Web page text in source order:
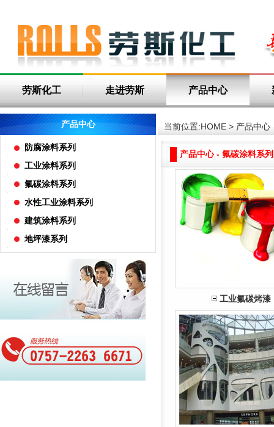
劳斯化工 走进劳斯 产品中心
产品中心
防腐涂料系列
工业涂料系列
氟碳涂料系列
水性工业涂料系列
建筑涂料系列
地坪漆系列
当前位置:HOME > 产品中心
产品中心 - 氟碳涂料系列
工业氟碳烤漆